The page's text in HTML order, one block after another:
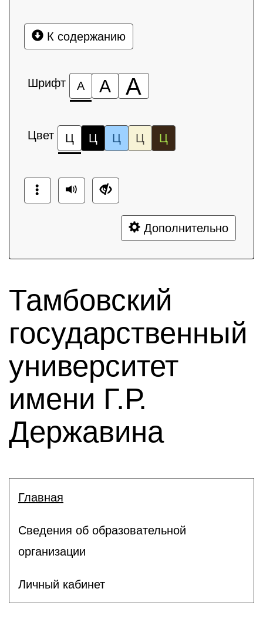
К содержанию
Шрифт А А А
Цвет Ц Ц Ц Ц Ц
Дополнительно
Тамбовский
государственный
университет
имени Г.Р.
Державина
Главная
Сведения об образовательной
организации
Личный кабинет